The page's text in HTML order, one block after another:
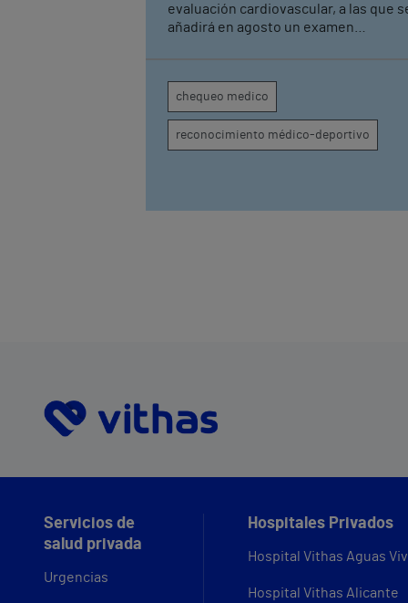
evaluación cardiovascular, a las que
añadirá en agosto un examen
recientemente con Monte Real Club de
Yates de Baiona
chequeo medico
reconocimiento médico-deportivo
Servicios de
salud privada
Urgencias
Hospitales Privados
Hospital Vithas Aguas
Hospital Vithas Alicante